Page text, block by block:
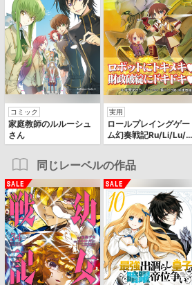
コミック
家庭教師のルルーシュ
さん
実用
ロールプレイングゲー
ム幻奏戦記Ru/Li/Lu/R
a リプレイ集
同じレーベルの作品